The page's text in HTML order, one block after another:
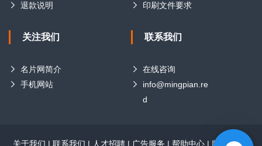
退款说明
印刷文件要求
关注我们
名片网简介
手机网站
联系我们
在线咨询
info@mingpian.re
d
关于我们 | 联系我们 | 人才招聘 | 广告服务 | 帮助中心 | 版权声明